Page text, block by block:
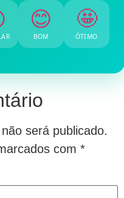
😊
BOM
🤩
ÓTIMO
será publicado.
com *